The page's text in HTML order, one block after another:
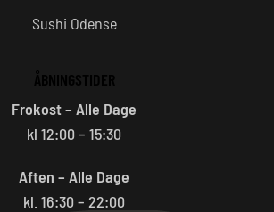
Sushi Odense
ÅBNINGSTIDER
Frokost – Alle Dage
kl 12:00 – 15:30
Aften – Alle Dage
kl. 16:30 – 22:00